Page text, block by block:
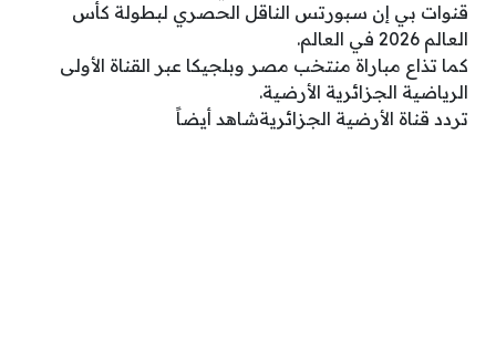
قنوات بي إن سبورتس الناقل الحصري لبطولة كأس
العالم 2026 في العالم.
كما تذاع مباراة منتخب مصر وبلجيكا عبر القناة الأولى
الرياضية الجزائرية الأرضية.
تردد قناة الأرضية الجزائريةشاهد أيضاً